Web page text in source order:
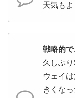
天気もよ
戦略的
久しぶ
ウェイ
きくな